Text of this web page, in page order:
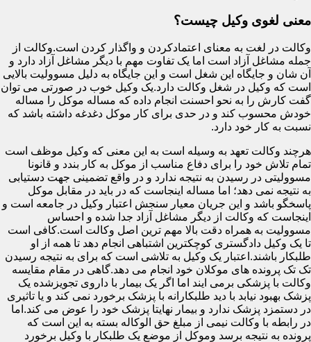
معنی لغوی وکیل چیست؟
وکالت در لغت به معنای اعتمادکردن و واگذار کردن است.وکالت از
جمله مشاغل آزاد است اما یک تفاوت مهم با دیگر مشاغل آزاد دارد و
آن شان و جایگاه این شغل است و این جایگاه به دلیل مسوولیت بالایی
است که وکیل در شغل وکالت دارد.یک وکیل خوب در صورتی می توان
گفت کارش را به نحو احسنت انجام داده که مساله موکل را مساله
خودش محسوب کند و در حدی برای کار موکل دغدغه داشته باشد که
نسبت به کار خود دارد.
هرچند وکالت تعهد به وسیله است به این معنی که وکیل موظف است
تمام تلاش خود را برای دفاع مناسب از موکل به کار بندد و قانونا
مسوولیتی در رسیدن به نتیجه ندارد و در واقع تضمینی جهت دستیابی
به نتیجه نمی دهد؛ اما مساله اینجاست که در باید در مقابل موکل
پاسخگو باشد و این جریان معیار سنجش اعتبار وکیل در جامعه است و
اینجاست که وکالت از دیگر مشاغل آزاد جدا شده و احساس
مسوولیت به همراه دقت بالا مهم ترین اصل وکالت است.کافی است
تا یک وکیل دادگستری کوچکترین اشتباهی انجام دهد تا همه از او
طلبکار باشند.اعتبار یک وکیل به تلاشی است که برای به نتیجه رسیدن
تک تک پرونده های موکلان خود انجام می دهد.گاهی در مقام مقایسه
وکالت با پزشکی برمی ایند اما اگر یک بیمار با داروی تجویزشده یک
پزشک بهبود نیابد با دید طلبکارانه با پزشک برخورد نمی کند و یا تاثیری
در دستمزد پزشک ندارد و بیمار نهایتا پزشک خود را عوض می کند.اما
در رابطه با وکالت نیمی از مبلغ حق الوکاله بسته به این است که
پرونده به نتیجه برسد وموکل از موضع یک طلبکار با وکیل برخورد